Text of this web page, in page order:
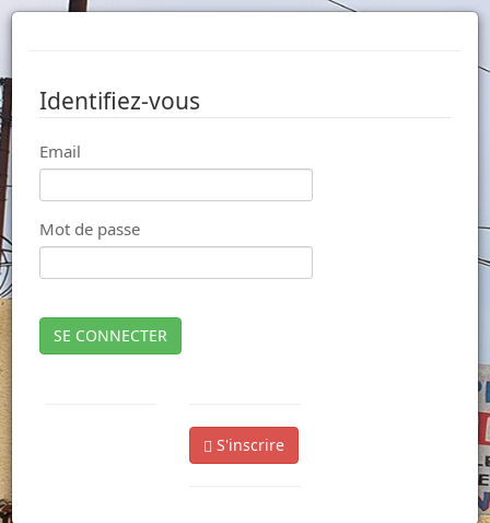
Identifiez-vous
Email
Mot de passe
SE CONNECTER
S'inscrire